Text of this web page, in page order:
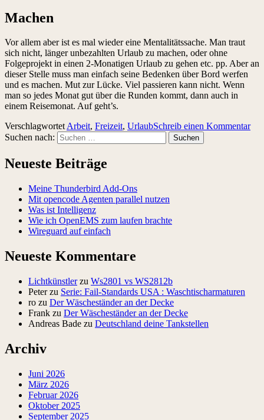
Machen
Vor allem aber ist es mal wieder eine Mentalitätssache. Man traut
sich nicht, länger unbezahlten Urlaub zu machen, oder ohne
Folgeprojekt in einen 2-Monatigen Urlaub zu gehen etc. pp. Aber an
dieser Stelle muss man einfach seine Bedenken über Bord werfen
und es machen. Mut zur Lücke. Viel passieren kann nicht. Wenn
man so jedes Monat gut über die Runden kommt, dann auch in
einem Reisemonat. Auf geht’s.
VerschlagwortetArbeit, Freizeit, UrlaubSchreib einen Kommentar
Suchen nach:
Neueste Beiträge
Meine Thunderbird Add-Ons
Mit opencode Agenten parallel nutzen
Was ist Intelligenz
Wie ich OpenEMS zum laufen brachte
Wireguard auf einfach
Neueste Kommentare
Lichtkünstlerzu Ws2801 vs WS2812b
Peterzu Serie: Fail-Standards USA : Waschtischarmaturen
ro zu Der Wäscheständer an der Decke
Frank zu Der Wäscheständer an der Decke
Andreas Bade zu Deutschland deine Tankstellen
Archiv
Juni 2026
März 2026
Februar 2026
Oktober 2025
September 2025